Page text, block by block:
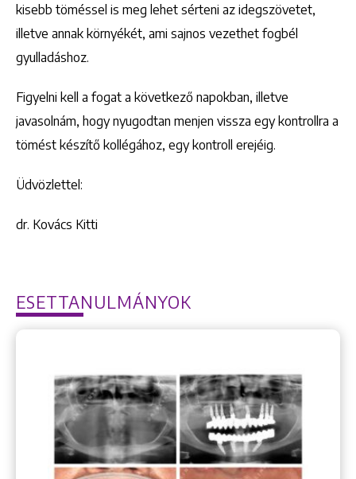
kisebb töméssel is meg lehet sérteni az idegszövetet,
illetve annak környékét, ami sajnos vezethet fogbél
gyulladáshoz.
Figyelni kell a fogat a következő napokban, illetve
javasolnám, hogy nyugodtan menjen vissza egy kontrollra a
tömést készítő kollégához, egy kontroll erejéig.
Üdvözlettel:
dr. Kovács Kitti
ESETTANULMÁNYOK